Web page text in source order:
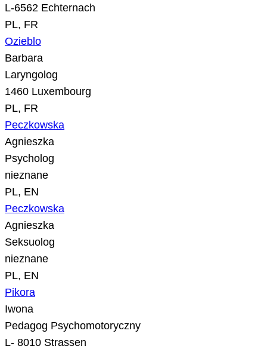
L-6562 Echternach
PL, FR
Ozieblo
Barbara
Laryngolog
1460 Luxembourg
PL, FR
Peczkowska
Agnieszka
Psycholog
nieznane
PL, EN
Peczkowska
Agnieszka
Seksuolog
nieznane
PL, EN
Pikora
Iwona
Pedagog Psychomotoryczny
L- 8010 Strassen